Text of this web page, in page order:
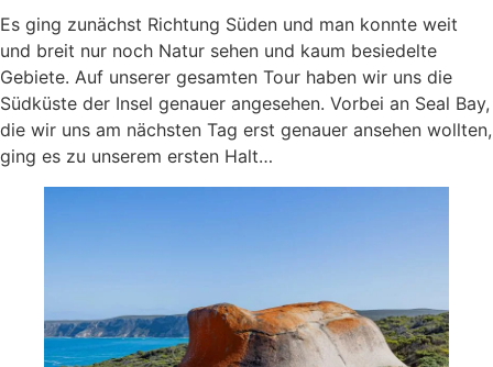
Es ging zunächst Richtung Süden und man konnte weit
und breit nur noch Natur sehen und kaum besiedelte
Gebiete. Auf unserer gesamten Tour haben wir uns die
Südküste der Insel genauer angesehen. Vorbei an Seal Bay,
die wir uns am nächsten Tag erst genauer ansehen wollten,
ging es zu unserem ersten Halt…